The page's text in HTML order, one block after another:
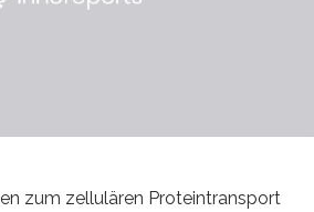
zum zellulären Proteintransport